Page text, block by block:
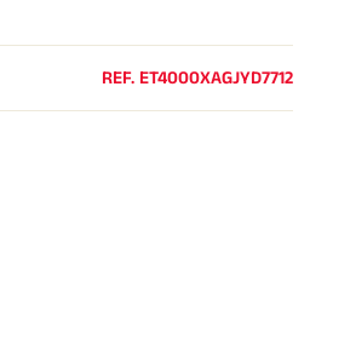
REF. ET4000XAGJYD7712